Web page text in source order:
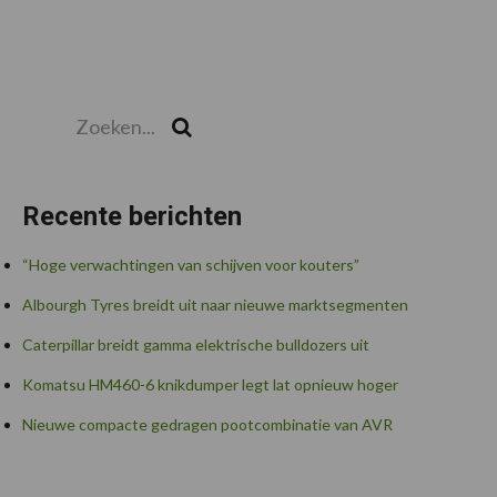
Recente berichten
“Hoge verwachtingen van schijven voor kouters”
Albourgh Tyres breidt uit naar nieuwe marktsegmenten
Caterpillar breidt gamma elektrische bulldozers uit
Komatsu HM460-6 knikdumper legt lat opnieuw hoger
Nieuwe compacte gedragen pootcombinatie van AVR